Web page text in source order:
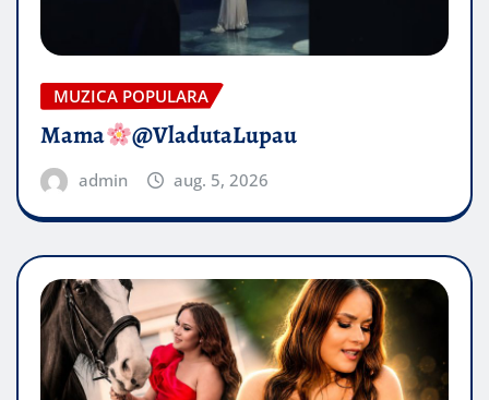
MUZICA POPULARA
Mama @VladutaLupau
admin aug. 5, 2026